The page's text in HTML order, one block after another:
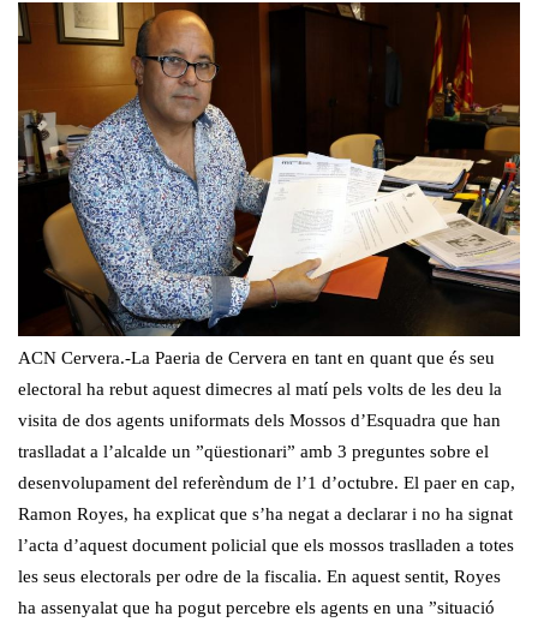
ACN Cervera.-La Paeria de Cervera en tant en quant que és seu
electoral ha rebut aquest dimecres al matí pels volts de les deu la
visita de dos agents uniformats dels Mossos d’Esquadra que han
traslladat a l’alcalde un ”qüestionari” amb 3 preguntes sobre el
desenvolupament del referèndum de l’1 d’octubre. El paer en cap,
Ramon Royes, ha explicat que s’ha negat a declarar i no ha signat
l’acta d’aquest document policial que els mossos traslladen a totes
les seus electorals per odre de la fiscalia. En aquest sentit, Royes
ha assenyalat que ha pogut percebre els agents en una ”situació